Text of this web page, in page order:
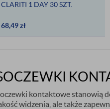
CLARITI 1 DAY 30 SZT.
68,49zł
kontaktowe stanowią
widzenia, ale także